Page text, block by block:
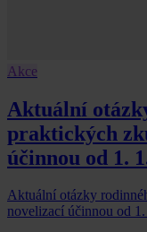
Akce
Aktuální
praktických
účinnou od 1.
Aktuální otázky
novelizací účinnou od